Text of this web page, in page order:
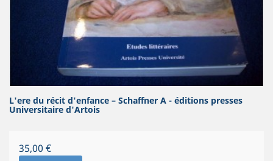
L'ere du récit d'enfance – Schaffner A - éditions presses
Universitaire d'Artois
Prix
35,00 €